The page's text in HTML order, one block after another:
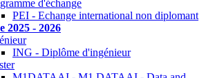
d'échange
PEI - Echange international non diplomant
2025 - 2026
ING - Diplôme d'ingénieur